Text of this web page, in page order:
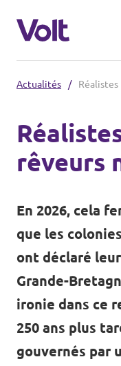
Nos élections
Nos régions et
Volt Lille
Volt Strasbourg
Politiques
À propos de
Personnes
Actualités
Agenda
Actualités /
rêveurs
En 2026, cela
que les
ont déclaré
Grande-
ironie dans ce
250 ans plus
gouvernés par